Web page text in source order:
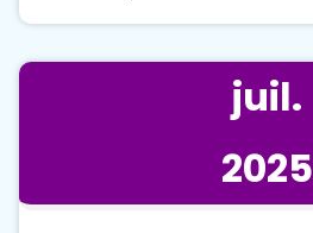
juil.
2025